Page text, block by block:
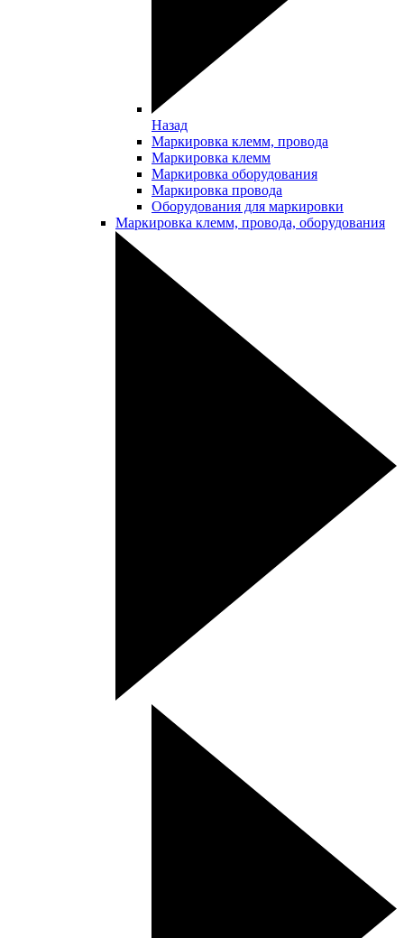
Назад
Маркировка клемм, провода
Маркировка клемм
Маркировка оборудования
Маркировка провода
Оборудования для маркировки
Маркировка клемм, провода, оборудования